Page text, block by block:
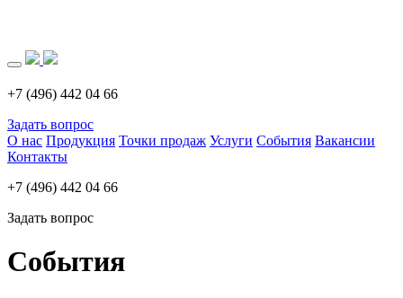
+7 (496) 442 04 66
Задать вопрос
О нас Продукция Точки продаж Услуги События Вакансии
Контакты
+7 (496) 442 04 66
Задать вопрос
События